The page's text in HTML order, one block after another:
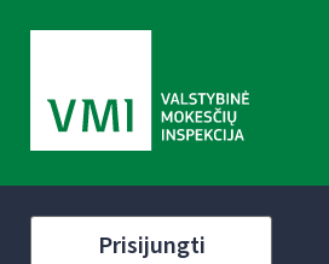
Prisijungti